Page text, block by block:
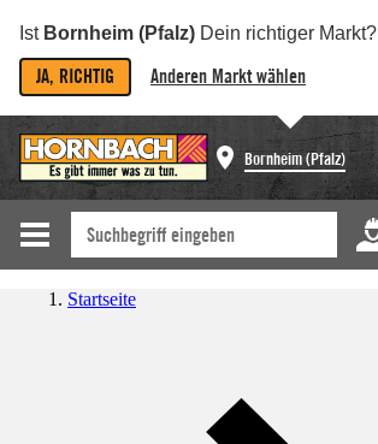
Ist Bornheim (Pfalz) Dein richtiger Markt?
JA, RICHTIG Anderen Markt wählen
Bornheim (Pfalz)
Startseite